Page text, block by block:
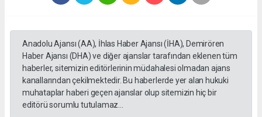
Anadolu Ajansı (AA), İhlas Haber Ajansı (İHA), Demirören
Haber Ajansı (DHA) ve diğer ajanslar tarafından eklenen tüm
haberler, sitemizin editörlerinin müdahalesi olmadan ajans
kanallarından çekilmektedir. Bu haberlerde yer alan hukuki
muhataplar haberi geçen ajanslar olup sitemizin hiç bir
editörü sorumlu tutulamaz...